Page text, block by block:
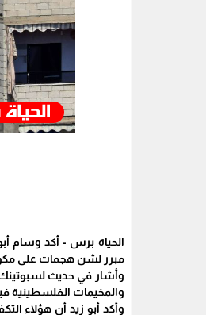
الحياة برس - أكد وسام
مبرر لشن هجمات على
وأشار في حديث
والمخيمات الفلسطينية
وأكد أبو زيد أن هؤلاء